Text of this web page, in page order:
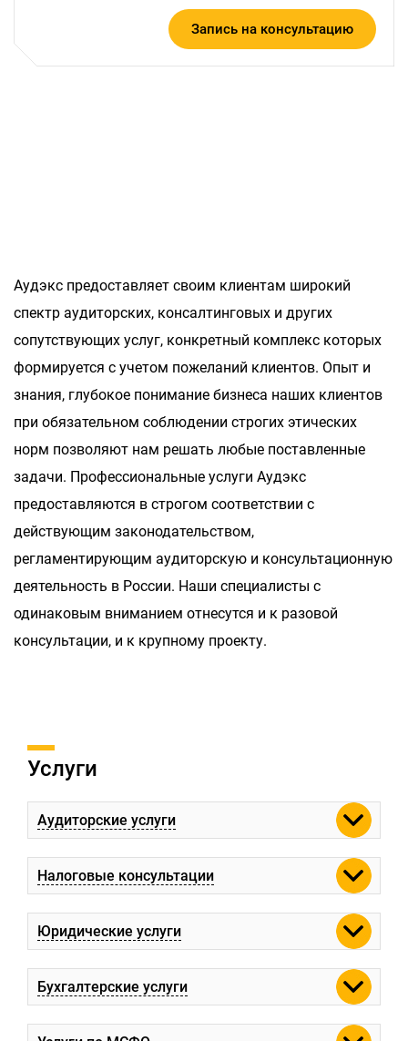
Запись на консультацию
Аудэкс предоставляет своим клиентам широкий
спектр аудиторских, консалтинговых и других
сопутствующих услуг, конкретный комплекс которых
формируется с учетом пожеланий клиентов. Опыт и
знания, глубокое понимание бизнеса наших клиентов
при обязательном соблюдении строгих этических
норм позволяют нам решать любые поставленные
задачи. Профессиональные услуги Аудэкс
предоставляются в строгом соответствии с
действующим законодательством,
регламентирующим аудиторскую и консультационную
деятельность в России. Наши специалисты с
одинаковым вниманием отнесутся и к разовой
консультации, и к крупному проекту.
Услуги
Аудиторские услуги
Налоговые консультации
Юридические услуги
Бухгалтерские услуги